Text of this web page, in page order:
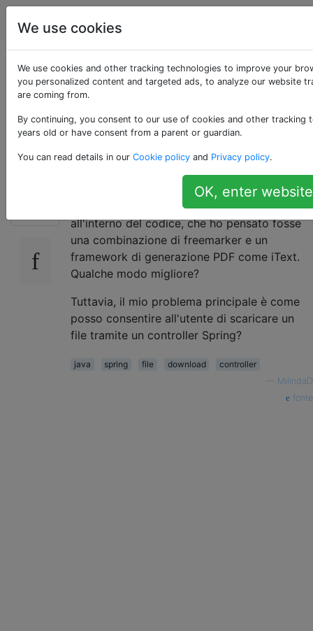
Programmazione
Download di un file
dai controller di
primavera
Ho un requisito in cui devo scaricare un PDF
dal sito Web. Il PDF deve essere generato
all'interno del codice, che ho pensato fosse
una combinazione di freemarker e un
framework di generazione PDF come iText.
Qualche modo migliore?
Tuttavia, il mio problema principale è come
posso consentire all'utente di scaricare un
file tramite un controller Spring?
java spring file download
controller
MilindaD
fonte
We use cookies
We use cookies and other tracking technologies to improve your
you personalized content and targeted ads, to analyze our website
are coming from.
By continuing, you consent to our use of cookies and other tracking
years old or have consent from a parent or guardian.
You can read details in our Cookie policy and Privacy policy.
OK, enter